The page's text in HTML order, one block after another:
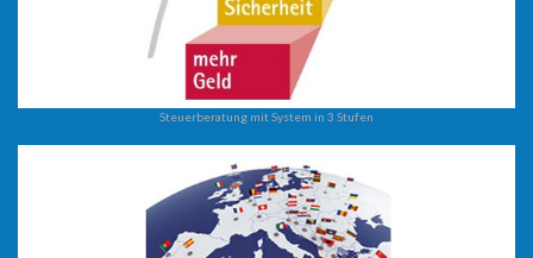
Steuerberatung mit System in 3 Stufen